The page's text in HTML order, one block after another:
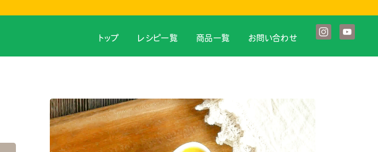
トップ レシピ一覧 商品一覧 お問い合わせ